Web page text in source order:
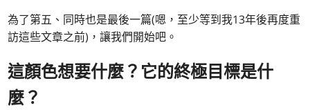
為了第五、同時也是最後一篇(嗯，至少等到我13年後再度重
訪這些文章之前)，讓我們開始吧。
這顏色想要什麼？它的終極目標是什
麼？